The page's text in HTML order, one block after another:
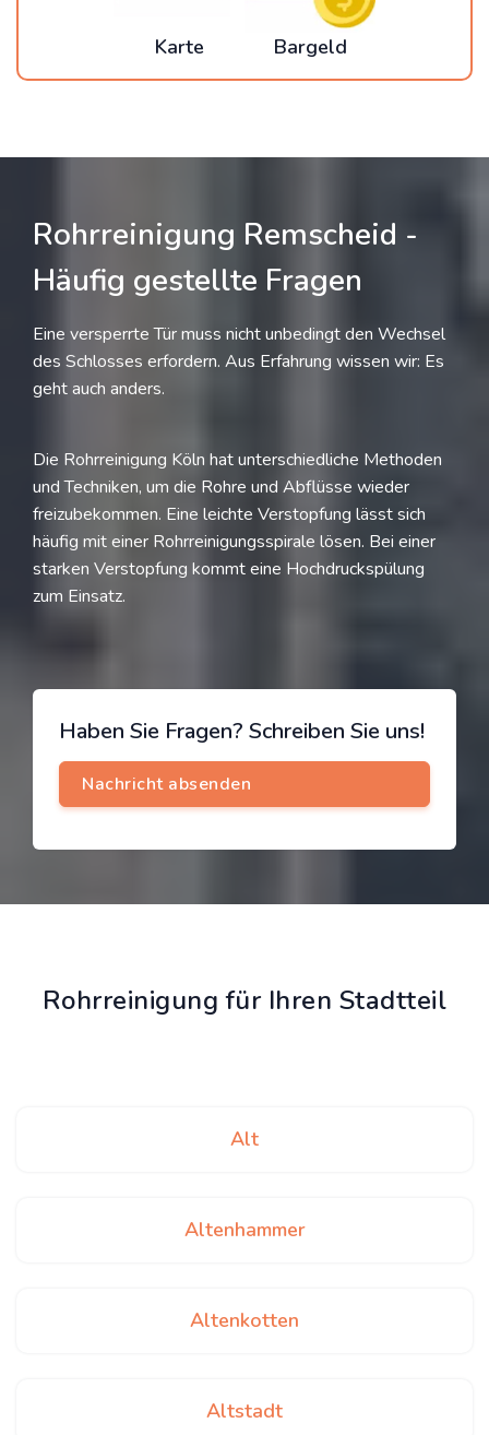
Karte Bargeld
Rohrreinigung Remscheid -
Häufig gestellte Fragen
Eine versperrte Tür muss nicht unbedingt den Wechsel
des Schlosses erfordern. Aus Erfahrung wissen wir: Es
geht auch anders.
Die Rohrreinigung Köln hat unterschiedliche Methoden
und Techniken, um die Rohre und Abflüsse wieder
freizubekommen. Eine leichte Verstopfung lässt sich
häufig mit einer Rohrreinigungsspirale lösen. Bei einer
starken Verstopfung kommt eine Hochdruckspülung
zum Einsatz.
Haben Sie Fragen? Schreiben Sie uns!
Rohrreinigung für Ihren Stadtteil
Alt
Altenhammer
Altenkotten
Altstadt